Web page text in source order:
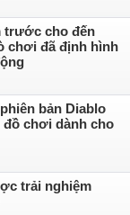
trước cho đến
chơi đã định hình
bản Diablo
đồ chơi dành cho
trải nghiệm